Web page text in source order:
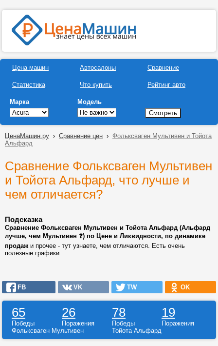
Цена машин
Статистика
Автосалоны
Что купить
Сравнение
Рейтинг авто
Марка Модель
ЦенаМашин.ру › Сравнение цен › Фольксваген Мультивен и Тойота
Альфард
Сравнение Фольксваген Мультивен
и Тойота Альфард, что лучше и
чем отличается?
Подсказка
Сравнение Фольксваген Мультивен и Тойота Альфард (Альфард
лучше, чем Мультивен ❓) по Цене и Ликвидности, по динамике
продажи прочее - тут узнаете, чем отличаются. Есть очень
полезные графики.
FB VK TW OK
65 26 78 19
Победы Поражения Победы
Поражения
Фольксваген Мультивен
Тойота Альфард